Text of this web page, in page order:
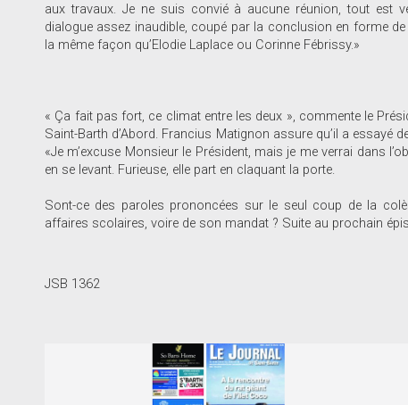
aux travaux. Je ne suis convié à aucune réunion, tout est
dialogue assez inaudible, coupé par la conclusion en forme
la même façon qu’Elodie Laplace ou Corinne Fébrissy.»
« Ça fait pas fort, ce climat entre les deux », commente le
Saint-Barth d’Abord. Francius Matignon assure qu’il a essayé
«Je m’excuse Monsieur le Président, mais je me verrai dans
en se levant. Furieuse, elle part en claquant la porte.
Sont-ce des paroles prononcées sur le seul coup de la
affaires scolaires, voire de son mandat ? Suite au prochain
JSB 1362